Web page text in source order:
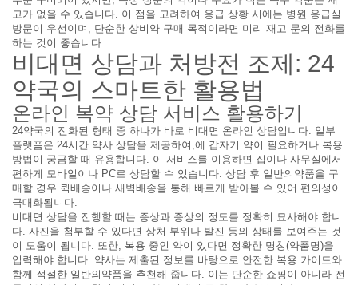
고가 없을 수 있습니다. 이 점을 고려하여 응급 상황 시에는 병원 응급실
방문이 우선이며, 단순한 상비약 구매 목적이라면 미리 재고 문의 전화를
하는 것이 좋습니다.
비대면 상담과 처방전 조제: 24
약국의 스마트한 활용법
온라인 복약 상담 서비스 활용하기
24약국의 진화된 형태 중 하나가 바로 비대면 온라인 상담입니다. 일부
플랫폼은 24시간 약사 상담을 제공하여,에 갑자기 약이 필요하거나 복용
방법이 궁금할 때 유용합니다. 이 서비스를 이용하면 집이나 사무실에서
편하게 모바일이나 PC로 상담할 수 있습니다. 상담 후 일반의약품을 구
매할 경우 퀵배송이나 새벽배송을 통해 빠르게 받아볼 수 있어 편의성이
극대화됩니다.
비대면 상담을 진행할 때는 증상과 증상의 정도를 정확히 묘사해야 합니
다. 사진을 첨부할 수 있다면 상처 부위나 발진 등의 상태를 보여주는 것
이 도움이 됩니다. 또한, 복용 중인 약이 있다면 정확한 명칭(약품명)을
입력해야 합니다. 약사는 제출된 정보를 바탕으로 안전한 복용 가이드와
함께 적절한 일반의약품을 추천해 줍니다. 이는 단순한 쇼핑이 아니라 전